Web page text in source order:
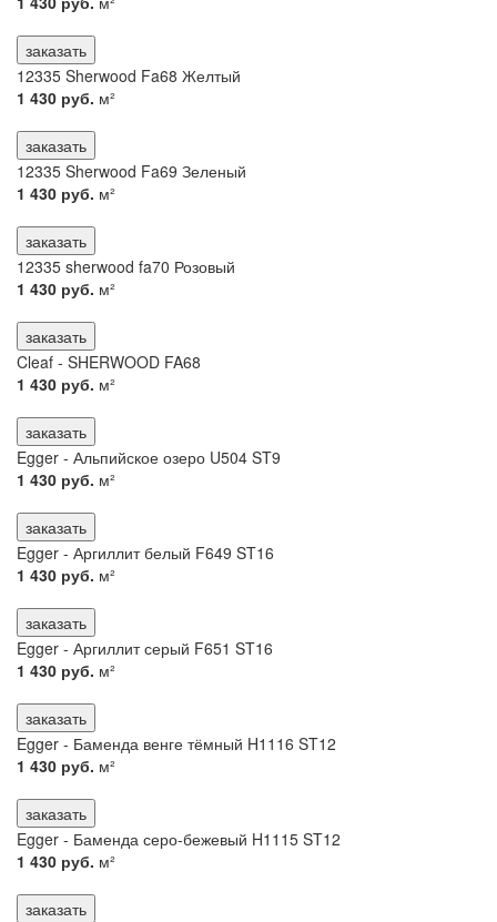
заказать
12335 Sherwood Fa68 Желтый
1 430 руб. м²
заказать
12335 Sherwood Fa69 Зеленый
1 430 руб. м²
заказать
12335 sherwood fa70 Розовый
1 430 руб. м²
заказать
Cleaf - SHERWOOD FA68
1 430 руб. м²
заказать
Egger - Альпийское озеро U504 ST9
1 430 руб. м²
заказать
Egger - Аргиллит белый F649 ST16
1 430 руб. м²
заказать
Egger - Аргиллит серый F651 ST16
1 430 руб. м²
заказать
Egger - Баменда венге тёмный H1116 ST12
1 430 руб. м²
заказать
Egger - Баменда серо-бежевый H1115 ST12
1 430 руб. м²
заказать